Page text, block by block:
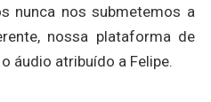
nunca nos submetemos a
nossa plataforma de
áudio atribuído a Felipe.